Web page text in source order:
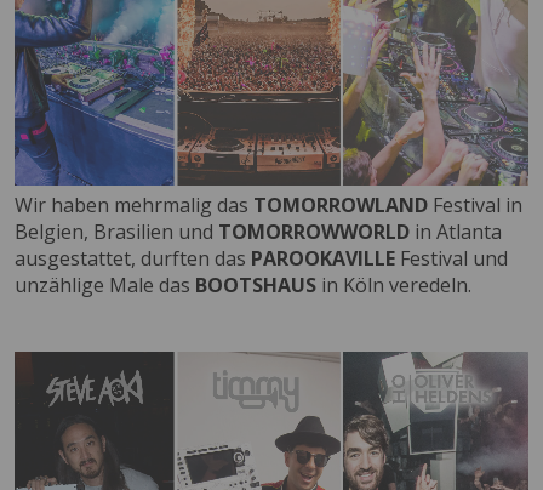
Wir haben mehrmalig das TOMORROWLAND Festival in
Belgien, Brasilien und TOMORROWWORLD in Atlanta
ausgestattet, durften das PAROOKAVILLE Festival und
unzählige Male das BOOTSHAUS in Köln veredeln.